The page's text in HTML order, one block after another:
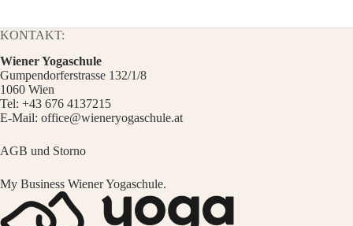
KONTAKT:
Wiener Yogaschule
Gumpendorferstrasse 132/1/8
1060 Wien
Tel: +43 676 4137215
E-Mail: office@wieneryogaschule.at
AGB und Storno
My Business Wiener Yogaschule.